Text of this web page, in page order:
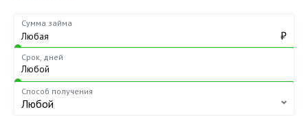
Сумма займа
₽
Срок, дней
Способ получения
Любой